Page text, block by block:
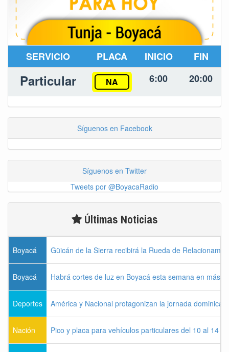
SERVICIO PLACA INICIO FIN
Particular NA 6:00 20:00
Síguenos en Facebook
Síguenos en Twitter
Tweets por @BoyacaRadio
Últimas Noticias
Boyacá Güicán de la Sierra recibirá la Rueda de
Boyacá Habrá cortes de luz en Boyacá esta semana en más
Deportes América y Nacional protagonizan la jornada dominical
Nación Pico y placa para vehículos particulares del 10 al 14